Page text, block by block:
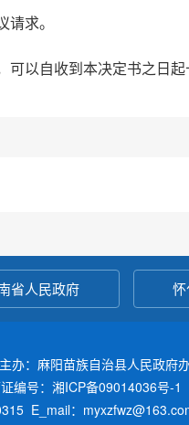
求。
可以自收到本决定书之日
省人民政府
主办：麻阳苗族自治县人民政
编号：湘ICP备09014036号-1
E_mail：